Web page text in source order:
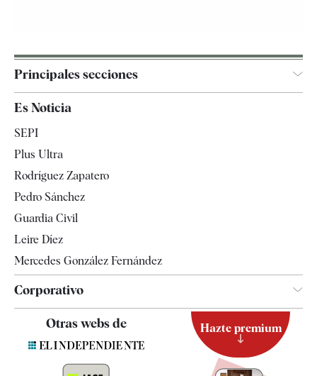
Principales secciones
Televisión
Es Noticia
SEPI
Plus Ultra
Rodríguez Zapatero
Pedro Sánchez
Guardia Civil
Leire Díez
Mercedes González Fernández
Corporativo
Otras webs de Hazte premium